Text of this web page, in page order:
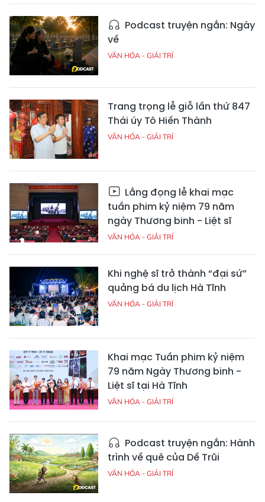
Podcast truyện ngắn: Ngày
về
VĂN HÓA - GIẢI TRÍ
Trang trọng lễ giỗ lần thứ 847
Thái úy Tô Hiến Thành
VĂN HÓA - GIẢI TRÍ
Lắng đọng lễ khai mạc
tuần phim kỷ niệm 79 năm
ngày Thương binh - Liệt sĩ
VĂN HÓA - GIẢI TRÍ
Khi nghệ sĩ trở thành “đại sứ”
quảng bá du lịch Hà Tĩnh
VĂN HÓA - GIẢI TRÍ
Khai mạc Tuần phim kỷ niệm
79 năm Ngày Thương binh -
Liệt sĩ tại Hà Tĩnh
VĂN HÓA - GIẢI TRÍ
Podcast truyện ngắn: Hành
trình về quê của Dế Trũi
VĂN HÓA - GIẢI TRÍ